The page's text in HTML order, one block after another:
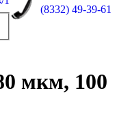
(8332) 49-39-61
мкм, 100